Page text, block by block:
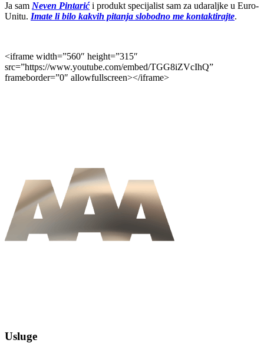
Ja sam Neven Pintarići produkt specijalist sam za udaraljke u Euro-
Unitu. Imate li bilo kakvih pitanja slobodno me kontaktirajte.
<iframe width=”560″ height=”315″
src=”https://www.youtube.com/embed/TGG8iZVcIhQ”
frameborder=”0″ allowfullscreen></iframe>
Usluge